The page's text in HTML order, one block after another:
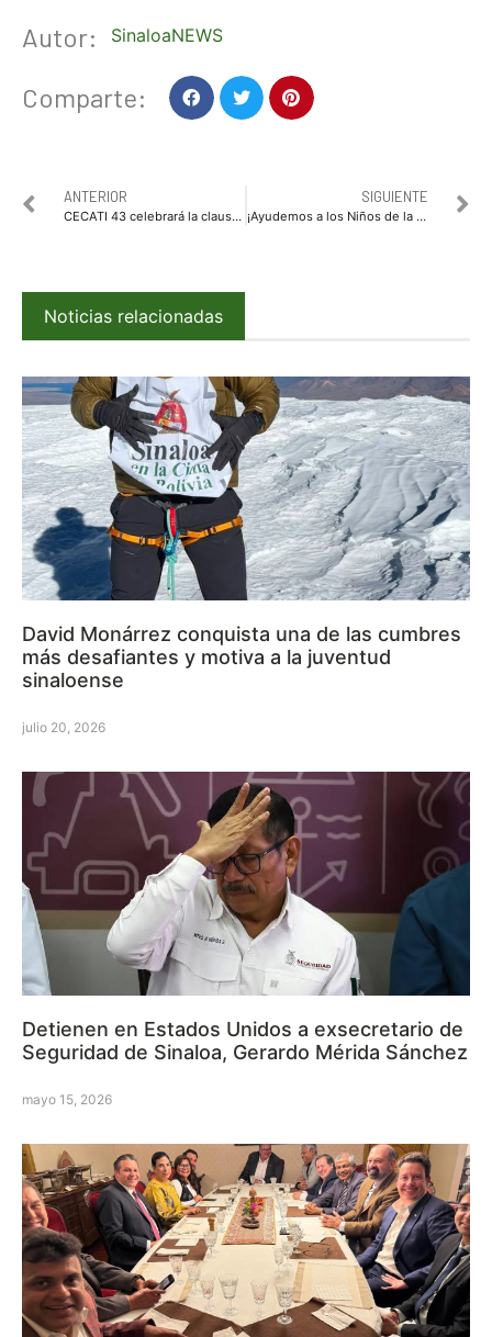
Autor: SinaloaNEWS
Comparte:
ANTERIOR
CECATI 43 celebrará la clausura de cursos del periodo abril-julio 2025 con entrega de constancias a más de 300 egresados
SIGUIENTE
¡Ayudemos a los Niños de la Casa Hogar Santa Eduwiges!
Noticias relacionadas
David Monárrez conquista una de las cumbres
más desafiantes y motiva a la juventud
sinaloense
julio 20, 2026
Detienen en Estados Unidos a exsecretario de
Seguridad de Sinaloa, Gerardo Mérida Sánchez
mayo 15, 2026